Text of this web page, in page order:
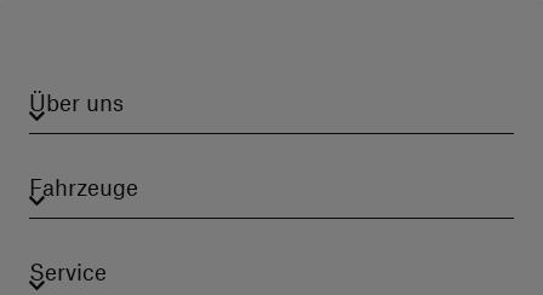
Über uns
Fahrzeuge
Service